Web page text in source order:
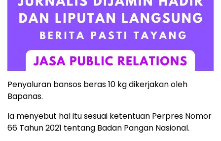
Penyaluran bansos beras 10 kg dikerjakan oleh
Bapanas.
Ia menyebut hal itu sesuai ketentuan Perpres Nomor
66 Tahun 2021 tentang Badan Pangan Nasional.